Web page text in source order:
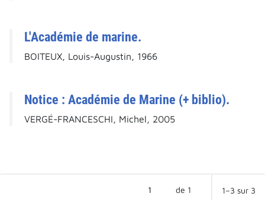
L'Académie de marine.
BOITEUX, Louis-Augustin, 1966
Notice : Académie de Marine (+ biblio).
VERGÉ-FRANCESCHI, Michel, 2005
de 1 1–3 sur 3